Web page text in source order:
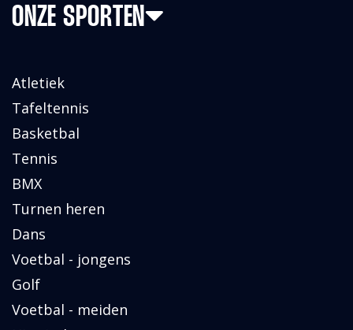
ONZE SPORTEN
Atletiek
Tafeltennis
Basketbal
Tennis
BMX
Turnen heren
Dans
Voetbal - jongens
Golf
Voetbal - meiden